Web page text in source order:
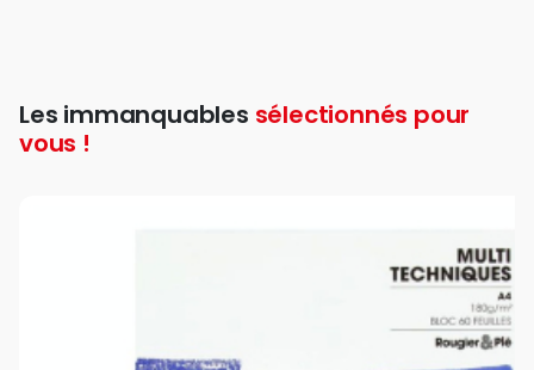
Les immanquables sélectionnés pour
vous !